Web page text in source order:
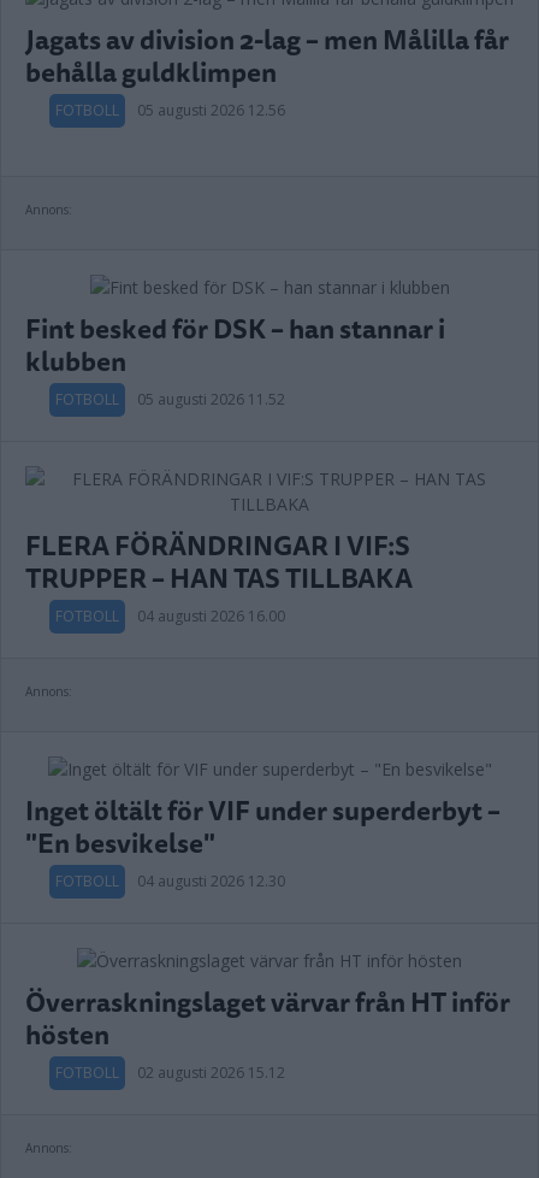
Jagats av division 2-lag – men Målilla får
behålla guldklimpen
FOTBOLL 05 augusti 2026 12.56
Annons:
Fint besked för DSK – han stannar i
klubben
FOTBOLL 05 augusti 2026 11.52
FLERA FÖRÄNDRINGAR I VIF:S
TRUPPER – HAN TAS TILLBAKA
FOTBOLL 04 augusti 2026 16.00
Annons:
Inget öltält för VIF under superderbyt –
"En besvikelse"
FOTBOLL 04 augusti 2026 12.30
Överraskningslaget värvar från HT inför
hösten
FOTBOLL 02 augusti 2026 15.12
Annons: